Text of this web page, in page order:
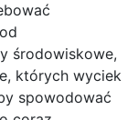
środowiskowe,
których wyciek
spowodować